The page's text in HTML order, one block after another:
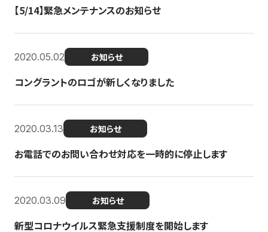
【5/14】緊急メンテナンスのお知らせ
2020.05.02 お知らせ
コングラントのロゴが新しくなりました
2020.03.13 お知らせ
お電話でのお問い合わせ対応を一時的に停止します
2020.03.09 お知らせ
新型コロナウイルス緊急支援制度を開始します